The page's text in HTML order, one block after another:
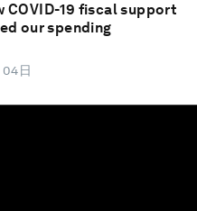
COVID-19 fiscal support
our spending
日